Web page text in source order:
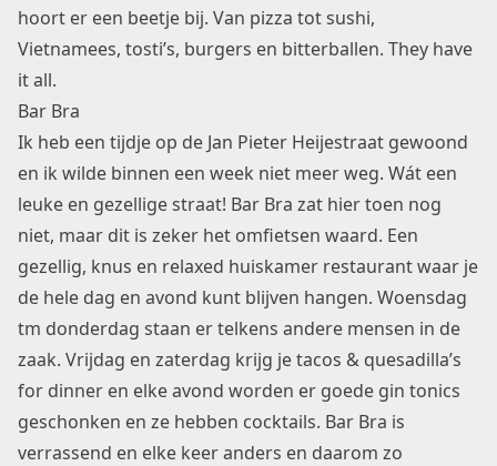
hoort er een beetje bij. Van pizza tot sushi,
Vietnamees, tosti’s, burgers en bitterballen. They have
it all.
Bar Bra
Ik heb een tijdje op de Jan Pieter Heijestraat gewoond
en ik wilde binnen een week niet meer weg. Wát een
leuke en gezellige straat! Bar Bra zat hier toen nog
niet, maar dit is zeker het omfietsen waard. Een
gezellig, knus en relaxed huiskamer restaurant waar je
de hele dag en avond kunt blijven hangen. Woensdag
tm donderdag staan er telkens andere mensen in de
zaak. Vrijdag en zaterdag krijg je tacos & quesadilla’s
for dinner en elke avond worden er goede gin tonics
geschonken en ze hebben cocktails. Bar Bra is
verrassend en elke keer anders en daarom zo